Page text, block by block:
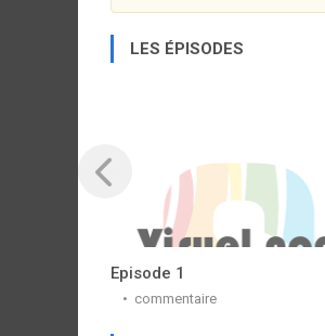
LES ÉPISODES
Episode 1
commentaire